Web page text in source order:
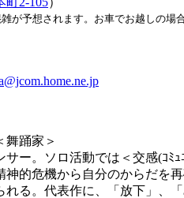
が予想されます。お車でお越しの場
舞踊家＞
ー。ソロ活動では＜交感(ｺﾐ
神的危機から自分のからだを
る。代表作に、「放下」、